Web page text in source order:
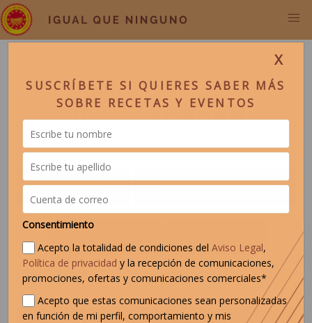
SHERRY ACADEMY
NOTICIAS SHERRY ACADEMY
X
SUSCRÍBETE SI QUIERES SABER MÁS
SOBRE RECETAS Y EVENTOS
Consentimiento
Acepto la totalidad de condiciones delAviso Legal,
Política de privacidad y la recepción de comunicaciones,
promociones, ofertas y comunicaciones comerciales*
Acepto que estas comunicaciones sean personalizadas
en función de mi perfil, comportamiento y mis